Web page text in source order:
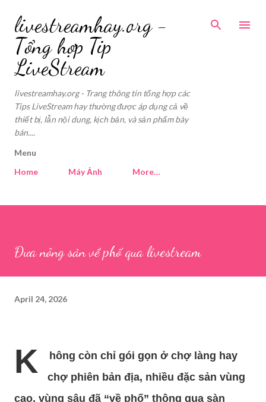
Skip to main content
livestreamhay.org -
Tổng hợp Tip
LiveStream
livestreamhay.org - Trang thông tin tổng hợp các
Tips LiveStream hay thường được áp dụng cả về
thiết bị, lẫn nội dung, kịch bản, và sản phẩm bày
bán....
Menu
Home
Máy Ảnh More…
Đưa nông sản về phố qua livestream
April 24, 2026
K
hông còn chỉ gói gọn ở chợ làng hay
chợ phiên bản địa, nhiều đặc sản vùng
cao, vùng sâu đã “về phố” thông qua sàn